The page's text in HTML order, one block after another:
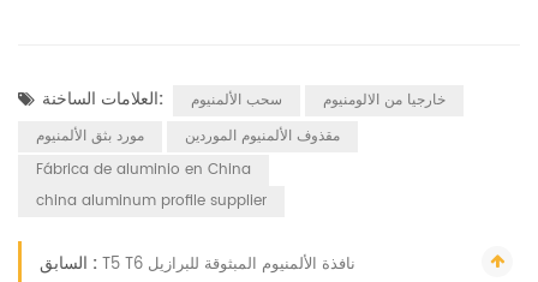
العلامات الساخنة: سحب الألمنيوم
خارجيا من الالومنيوم
مورد بثق الألمنيوم
مقذوف الألمنيوم الموردين
Fábrica de aluminio en China
china aluminum profile supplier
السابق : T5 T6 نافذة الألمنيوم المبثوقة للبرازيل